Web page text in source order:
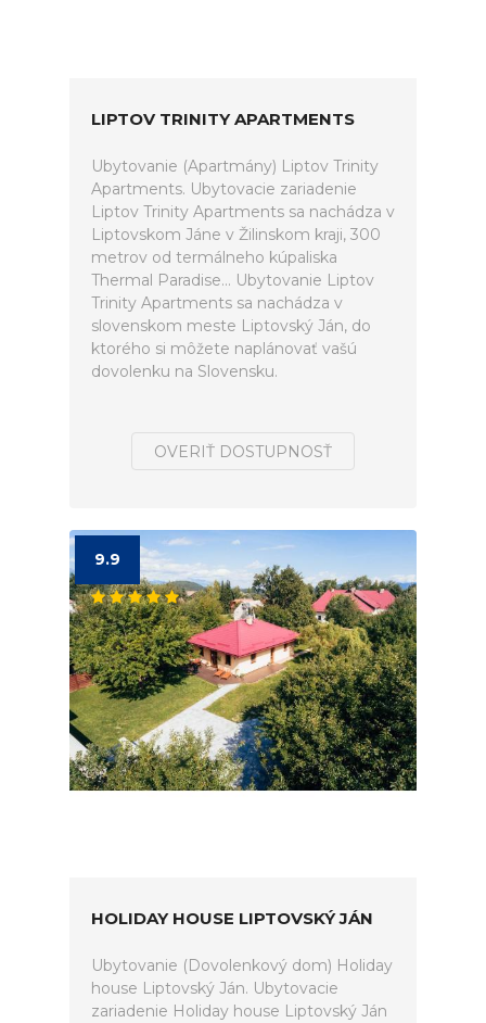
LIPTOV TRINITY APARTMENTS
Ubytovanie (Apartmány) Liptov Trinity
Apartments. Ubytovacie zariadenie
Liptov Trinity Apartments sa nachádza v
Liptovskom Jáne v Žilinskom kraji, 300
metrov od termálneho kúpaliska
Thermal Paradise... Ubytovanie Liptov
Trinity Apartments sa nachádza v
slovenskom meste Liptovský Ján, do
ktorého si môžete naplánovať vašú
dovolenku na Slovensku.
OVERIŤ DOSTUPNOSŤ
9.9
HOLIDAY HOUSE LIPTOVSKÝ JÁN
Ubytovanie (Dovolenkový dom) Holiday
house Liptovský Ján. Ubytovacie
zariadenie Holiday house Liptovský Ján